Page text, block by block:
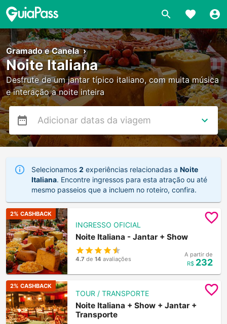
Gramado e Canela ›
Noite Italiana
Desfrute de um jantar típico italiano, com muita música
e interação a noite inteira
Selecionamos 2 experiências relacionadas a Noite
Italiana. Encontre ingressos para esta atração ou até
mesmo passeios que a incluem no roteiro, confira.
2% CASHBACK
INGRESSO OFICIAL
Noite Italiana - Jantar + Show
4.7 de 14 avaliações
A partir de
R$ 232
2% CASHBACK
TOUR / TRANSPORTE
Noite Italiana + Show + Jantar +
Transporte